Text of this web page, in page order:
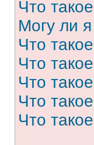
Что
Могу ли
Что
Что
Что
Что
Что